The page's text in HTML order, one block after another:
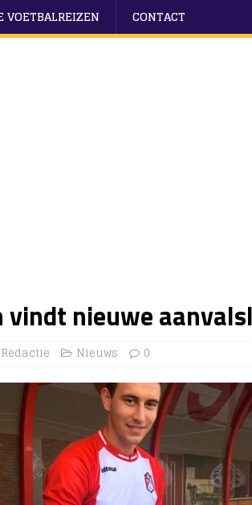
VOETBALREIZEN CONTACT
vindt nieuwe
Redactie Nieuws 0